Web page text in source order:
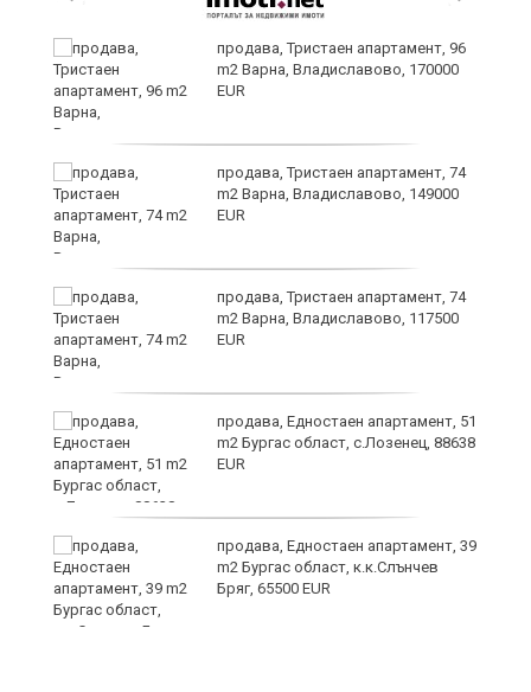
продава, Тристаен апартамент, 96
m2 Варна, Владиславово, 170000
EUR
продава, Тристаен апартамент, 74
m2 Варна, Владиславово, 149000
EUR
продава, Тристаен апартамент, 74
m2 Варна, Владиславово, 117500
EUR
продава, Едностаен апартамент, 51
m2 Бургас област, с.Лозенец, 88638
EUR
продава, Едностаен апартамент, 39
m2 Бургас област, к.к.Слънчев
Бряг, 65500 EUR